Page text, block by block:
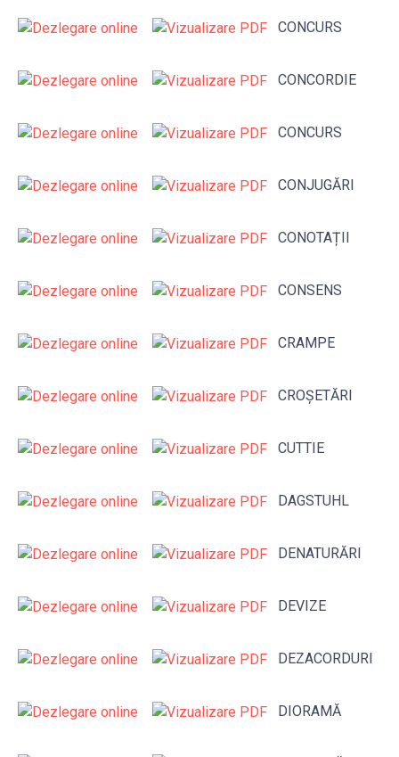
CONCURS
CONCORDIE
CONCURS
CONJUGĂRI
CONOTAȚII
CONSENS
CRAMPE
CROȘETĂRI
CUTTIE
DAGSTUHL
DENATURĂRI
DEVIZE
DEZACORDURI
DIORAMĂ